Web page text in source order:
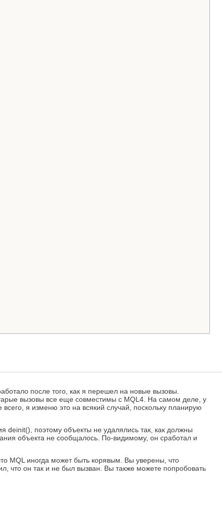
после того, как я перешел на новые вызовы.
вызовы все еще совместимы с MQL4. На самом деле, у
я изменю это на всякий случай, поскольку планирую
поэтому объекты не удалялись так, как должны
объекта не сообщалось. По-видимому, он сработал и
MQL иногда может быть корявым. Вы уверены, что
что он так и не был вызван. Вы также можете попробовать